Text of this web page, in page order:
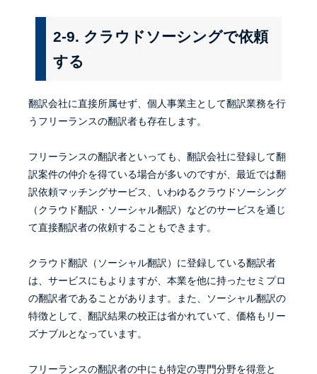
2-9. クラウドソーシングで依頼
する
翻訳会社に直接所属せず、個人事業主として翻訳業務を行
うフリーランスの翻訳者も存在します。
フリーランスの翻訳者といっても、翻訳会社に登録して翻
訳案件の仲介を得ている場合が多いのですが、最近では翻
訳依頼マッチングサービス、いわゆるクラウドソーシング
（クラウド翻訳・ソーシャル翻訳）などのサービスを通じ
て直接翻訳者の依頼することもできます。
クラウド翻訳（ソーシャル翻訳）に登録している翻訳者
は、サービスにもよりますが、本業を他に持ったセミプロ
の翻訳者であることがあります。また、ソーシャル翻訳の
特徴として、翻訳結果の校正は省かれていて、価格もリー
ズナブルとなっています。
フリーランスの翻訳者の中にも特定の専門分野を得意と